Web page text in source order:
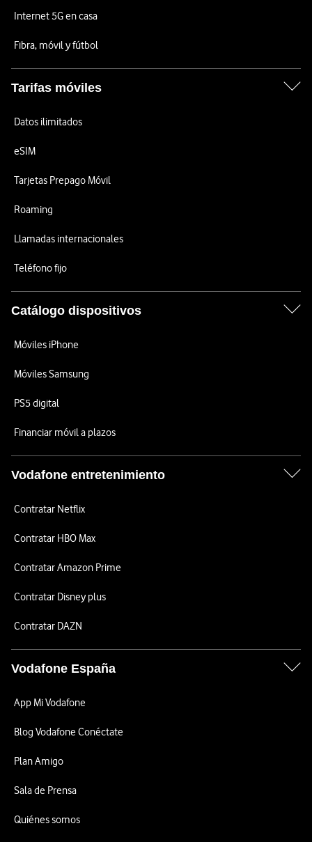
Internet 5G en casa
Fibra, móvil y fútbol
Tarifas móviles
Datos ilimitados
eSIM
Tarjetas Prepago Móvil
Roaming
Llamadas internacionales
Teléfono fijo
Catálogo dispositivos
Móviles iPhone
Móviles Samsung
PS5 digital
Financiar móvil a plazos
Vodafone entretenimiento
Contratar Netflix
Contratar HBO Max
Contratar Amazon Prime
Contratar Disney plus
Contratar DAZN
Vodafone España
App Mi Vodafone
Blog Vodafone Conéctate
Plan Amigo
Sala de Prensa
Quiénes somos